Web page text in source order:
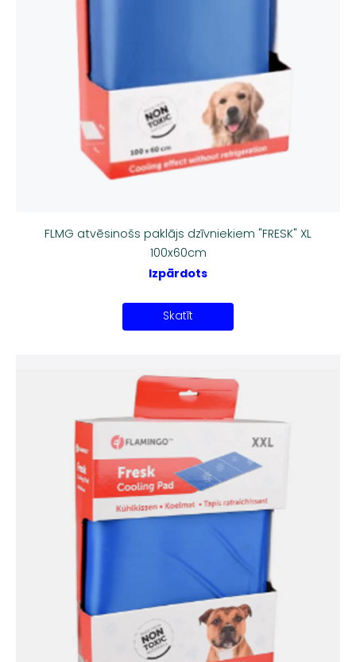
FLMG atvēsinošs paklājs dzīvniekiem "FRESK" XL
100x60cm
Izpārdots
Skatīt